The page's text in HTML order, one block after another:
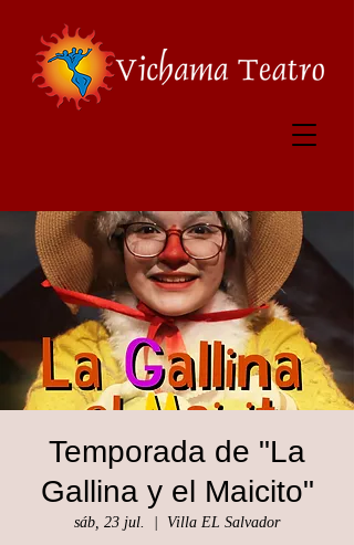
Temporada de "La
Gallina y el Maicito"
sáb, 23 jul. Villa EL Salvador